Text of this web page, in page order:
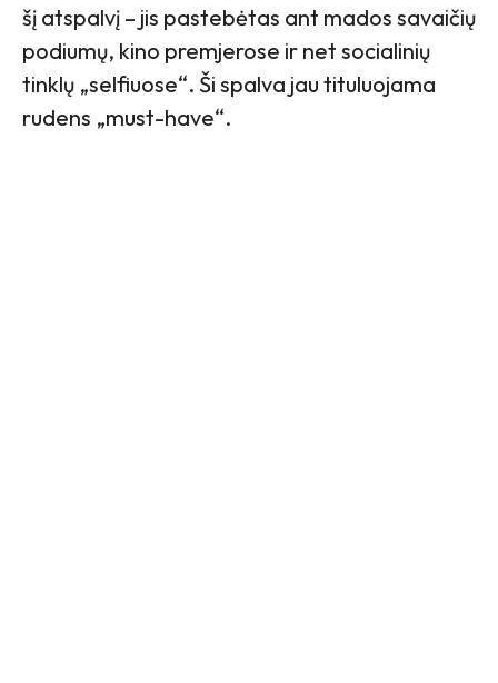
šį atspalvį – jis pastebėtas ant mados savaičių
podiumų, kino premjerose ir net socialinių
tinklų „selfiuose“. Ši spalva jau tituluojama
rudens „must-have“.